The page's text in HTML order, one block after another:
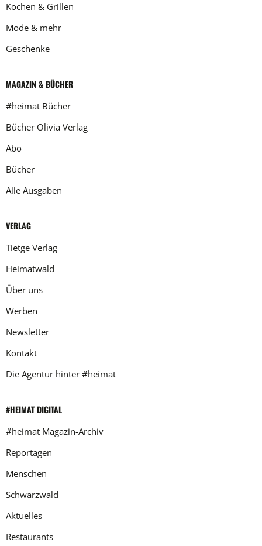
Kochen & Grillen
Mode & mehr
Geschenke
MAGAZIN & BÜCHER
#heimat Bücher
Bücher Olivia Verlag
Abo
Bücher
Alle Ausgaben
VERLAG
Tietge Verlag
Heimatwald
Über uns
Werben
Newsletter
Kontakt
Die Agentur hinter #heimat
#HEIMAT DIGITAL
#heimat Magazin-Archiv
Reportagen
Menschen
Schwarzwald
Aktuelles
Restaurants